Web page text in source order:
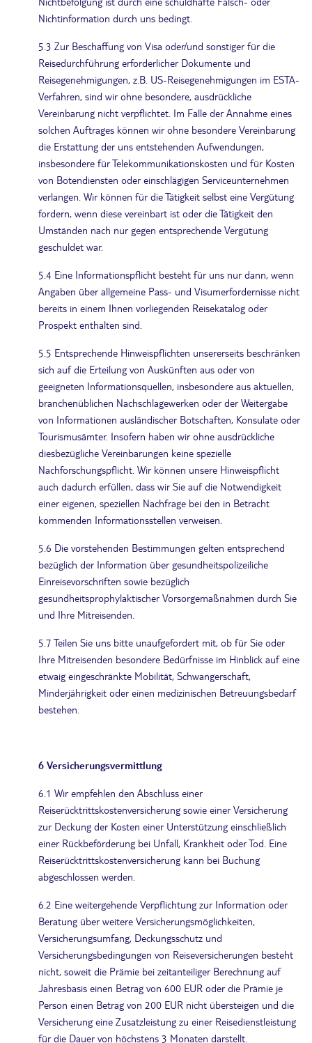
Nichtinformation durch uns bedingt.
5.3 Zur Beschaffung von Visa oder/und sonstiger für die
Reisedurchführung erforderlicher Dokumente und
Reisegenehmigungen, z.B. US-Reisegenehmigungen im ESTA-
Verfahren, sind wir ohne besondere, ausdrückliche
Vereinbarung nicht verpflichtet. Im Falle der Annahme eines
solchen Auftrages können wir ohne besondere Vereinbarung
die Erstattung der uns entstehenden Aufwendungen,
insbesondere für Telekommunikationskosten und für Kosten
von Botendiensten oder einschlägigen Serviceunternehmen
verlangen. Wir können für die Tätigkeit selbst eine Vergütung
fordern, wenn diese vereinbart ist oder die Tätigkeit den
Umständen nach nur gegen entsprechende Vergütung
geschuldet war.
5.4 Eine Informationspflicht besteht für uns nur dann, wenn
Angaben über allgemeine Pass- und Visumerfordernisse nicht
bereits in einem Ihnen vorliegenden Reisekatalog oder
Prospekt enthalten sind.
5.5 Entsprechende Hinweispflichten unsererseits beschränken
sich auf die Erteilung von Auskünften aus oder von
geeigneten Informationsquellen, insbesondere aus aktuellen,
branchenüblichen Nachschlagewerken oder der Weitergabe
von Informationen ausländischer Botschaften, Konsulate oder
Tourismusämter. Insofern haben wir ohne ausdrückliche
diesbezügliche Vereinbarungen keine spezielle
Nachforschungspflicht. Wir können unsere Hinweispflicht
auch dadurch erfüllen, dass wir Sie auf die Notwendigkeit
einer eigenen, speziellen Nachfrage bei den in Betracht
kommenden Informationsstellen verweisen.
5.6 Die vorstehenden Bestimmungen gelten entsprechend
bezüglich der Information über gesundheitspolizeiliche
Einreisevorschriften sowie bezüglich
gesundheitsprophylaktischer Vorsorgemaßnahmen durch Sie
und Ihre Mitreisenden.
5.7 Teilen Sie uns bitte unaufgefordert mit, ob für Sie oder
Ihre Mitreisenden besondere Bedürfnisse im Hinblick auf eine
etwaig eingeschränkte Mobilität, Schwangerschaft,
Minderjährigkeit oder einen medizinischen Betreuungsbedarf
bestehen.
6 Versicherungsvermittlung
6.1 Wir empfehlen den Abschluss einer
Reiserücktrittskostenversicherung sowie einer Versicherung
zur Deckung der Kosten einer Unterstützung einschließlich
einer Rückbeförderung bei Unfall, Krankheit oder Tod. Eine
Reiserücktrittskostenversicherung kann bei Buchung
abgeschlossen werden.
6.2 Eine weitergehende Verpflichtung zur Information oder
Beratung über weitere Versicherungsmöglichkeiten,
Versicherungsumfang, Deckungsschutz und
Versicherungsbedingungen von Reiseversicherungen besteht
nicht, soweit die Prämie bei zeitanteiliger Berechnung auf
Jahresbasis einen Betrag von 600 EUR oder die Prämie je
Person einen Betrag von 200 EUR nicht übersteigen und die
Versicherung eine Zusatzleistung zu einer Reisedienstleistung
für die Dauer von höchstens 3 Monaten darstellt.